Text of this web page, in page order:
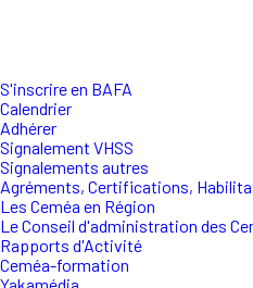
S'inscrire en BAFA
Calendrier
Adhérer
Signalement VHSS
Signalements autres
Agréments, Certifications,
Les Ceméa en Région
Le Conseil d'administration des
Rapports d'Activité
Ceméa-formation